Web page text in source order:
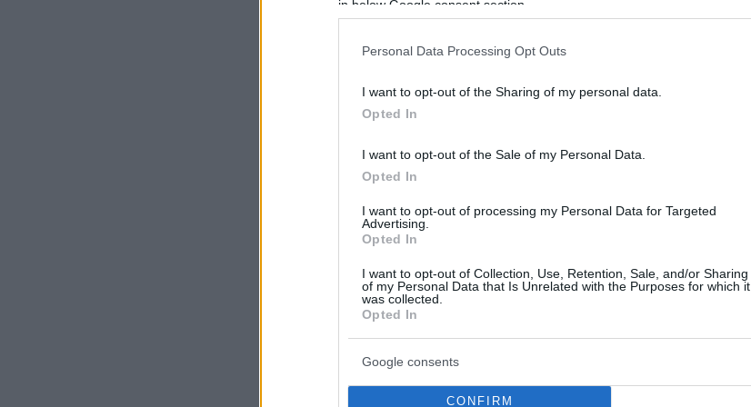
in below Google consent section.
Personal Data Processing Opt Outs
I want to opt-out of the Sharing of my personal data.
Opted In
I want to opt-out of the Sale of my Personal Data.
Opted In
I want to opt-out of processing my Personal Data for Targeted
Advertising.
Opted In
I want to opt-out of Collection, Use, Retention, Sale, and/or Sharing
of my Personal Data that Is Unrelated with the Purposes for which it
was collected.
Opted In
Google consents
CONFIRM